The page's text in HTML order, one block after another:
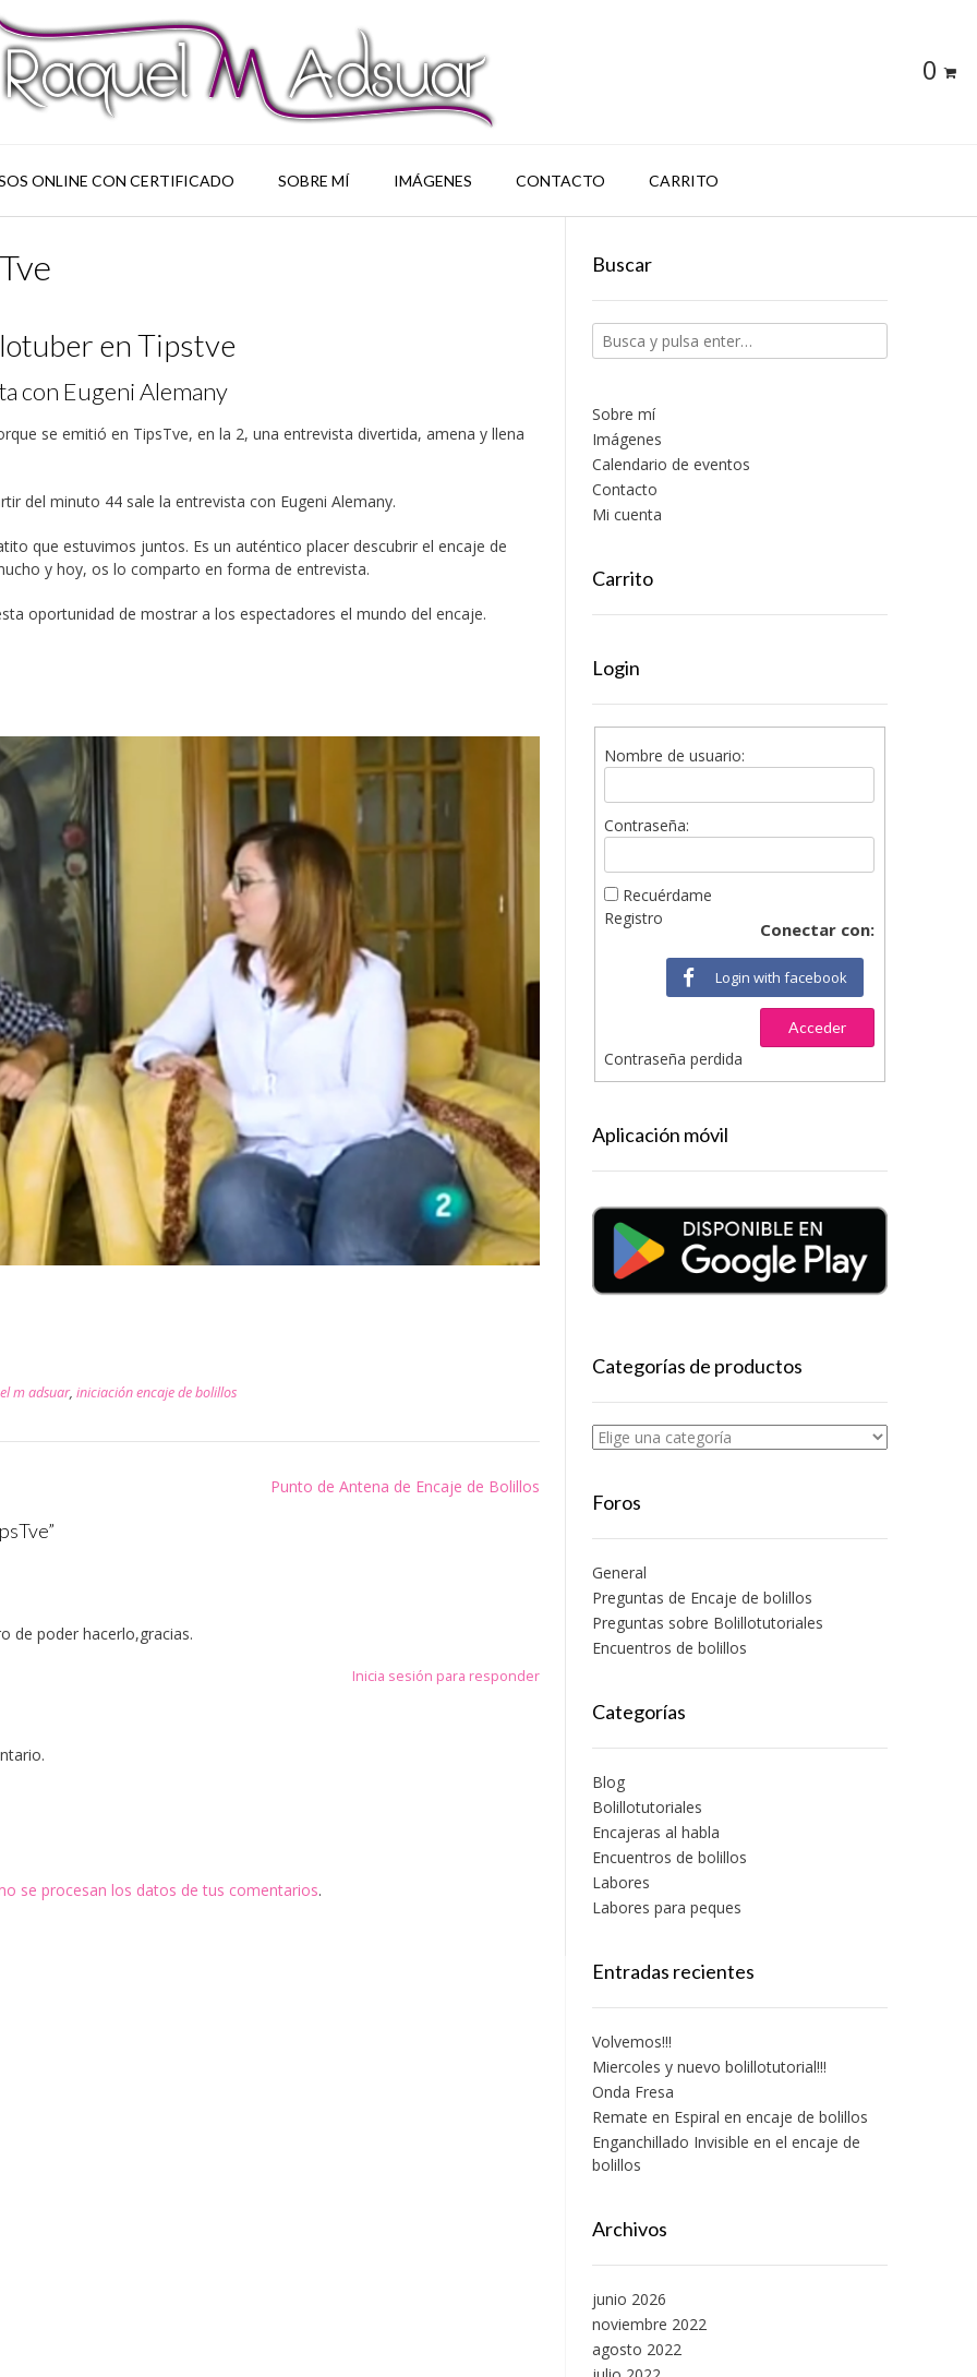
0
ONLINE CON CERTIFICADO SOBRE MÍ IMÁGENES CONTACTO CARRITO
en Tipstve
con Eugeni Alemany
se emitió en TipsTve, en la 2, una entrevista divertida, amena y llena
del minuto 44 sale la entrevista con Eugeni Alemany.
que estuvimos juntos. Es un auténtico placer descubrir el encaje de
y hoy, os lo comparto en forma de entrevista.
oportunidad de mostrar a los espectadores el mundo del encaje.
m adsuar, iniciación encaje de bolillos
Punto de Antena de Encaje de Bolillos
”
de poder hacerlo,gracias.
Inicia sesión para responder
se procesan los datos de tus comentarios.
Buscar
Sobre mí
Imágenes
Calendario de eventos
Contacto
Mi cuenta
Carrito
Login
Nombre de usuario:
Contraseña:
Recuérdame
Conectar con:
Login with facebook
Acceder
Registro
Contraseña perdida
Aplicación móvil
Categorías de productos
Foros
General
Preguntas de Encaje de bolillos
Preguntas sobre Bolillotutoriales
Encuentros de bolillos
Categorías
Blog
Bolillotutoriales
Encajeras al habla
Encuentros de bolillos
Labores
Labores para peques
Entradas recientes
Volvemos!!!
Miercoles y nuevo bolillotutorial!!!
Onda Fresa
Remate en Espiral en encaje de bolillos
Enganchillado Invisible en el encaje de
bolillos
Archivos
junio 2026
noviembre 2022
agosto 2022